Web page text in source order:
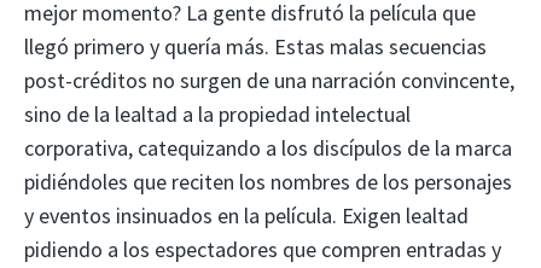
mejor momento? La gente disfrutó la película que
llegó primero y quería más. Estas malas secuencias
post-créditos no surgen de una narración convincente,
sino de la lealtad a la propiedad intelectual
corporativa, catequizando a los discípulos de la marca
pidiéndoles que reciten los nombres de los personajes
y eventos insinuados en la película. Exigen lealtad
pidiendo a los espectadores que compren entradas y